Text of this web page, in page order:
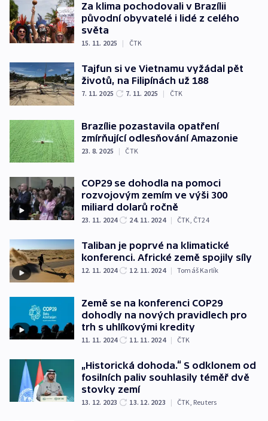
Za klima pochodovali v Brazílii
původní obyvatelé i lidé z celého
světa
15. 11. 2025 | ČTK
Tajfun si ve Vietnamu vyžádal pět
životů, na Filipínách už 188
7. 11. 2025 7. 11. 2025 | ČTK
Brazílie pozastavila opatření
zmírňující odlesňování Amazonie
23. 8. 2025 | ČTK
COP29 se dohodla na pomoci
rozvojovým zemím ve výši 300
miliard dolarů ročně
23. 11. 2024 24. 11. 2024 | ČTK, ČT24
Taliban je poprvé na klimatické
konferenci. Africké země spojily síly
12. 11. 2024 12. 11. 2024 | Tomáš Karlík
Země se na konferenci COP29
dohodly na nových pravidlech pro
trh s uhlíkovými kredity
11. 11. 2024 11. 11. 2024 | ČTK
„Historická dohoda.“ S odklonem od
fosilních paliv souhlasily téměř dvě
stovky zemí
13. 12. 2023 13. 12. 2023 | ČTK Reuters